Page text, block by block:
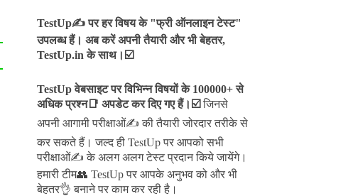
TestUp✍️ पर हर विषय के "फ्री ऑनलाइन टेस्ट"
उपलब्ध हैं। अब करें अपनी तैयारी और भी बेहतर,
TestUp.in के साथ।☑️
TestUp वेबसाइट पर विभिन्न विषयों के 100000+ से
अधिक प्रश्न📑 अपडेट कर दिए गए हैं। ☑️ जिनसे
अपनी आगामी परीक्षाओं✍️ की तैयारी जोरदार तरीके से
कर सकते हैं।जल्द ही TestUp पर आपको सभी
परीक्षाओं✍️ के अलग अलग टेस्ट प्रदान किये जायेंगे।
हमारी टीम👥 TestUp पर आपके अनुभव को और भी
बेहतर👌 बनाने पर काम कर रही है।